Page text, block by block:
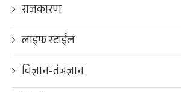
राजकारण
लाइफ स्टाईल
विज्ञान-तंत्रज्ञान